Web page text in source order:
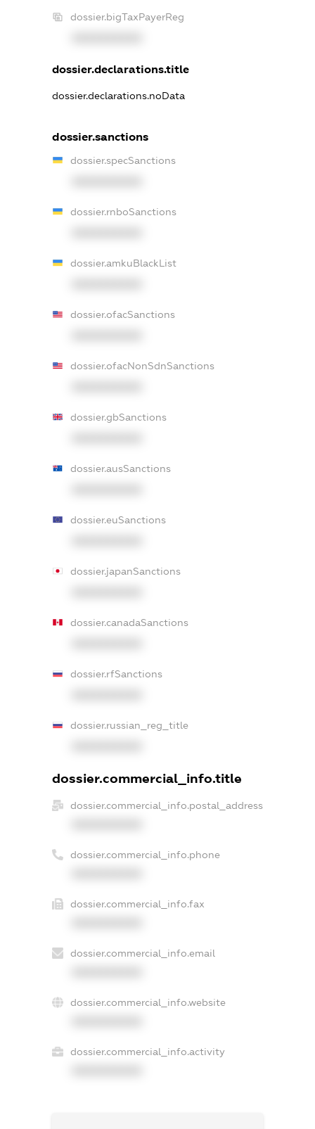
dossier.bigTaxPayerReg
dossier.declarations.title
dossier.declarations.noData
dossier.sanctions
dossier.specSanctions
dossier.rnboSanctions
dossier.amkuBlackList
dossier.ofacSanctions
dossier.ofacNonSdnSanctions
dossier.gbSanctions
dossier.ausSanctions
dossier.euSanctions
dossier.japanSanctions
dossier.canadaSanctions
dossier.rfSanctions
dossier.russian_reg_title
dossier.commercial_info.title
dossier.commercial_info.postal_address
dossier.commercial_info.phone
dossier.commercial_info.fax
dossier.commercial_info.email
dossier.commercial_info.website
dossier.commercial_info.activity